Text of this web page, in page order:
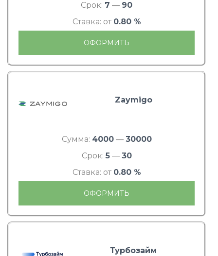
Срок: 7 — 90
Ставка: от 0.80 %
ОФОРМИТЬ
Zaymigo
Сумма: 4000— 30000
Срок: 5— 30
Ставка: от 0.80 %
ОФОРМИТЬ
Турбозайм